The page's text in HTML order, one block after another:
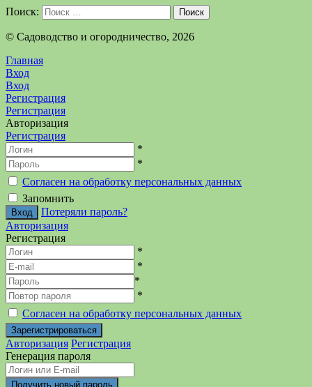
Поиск: Поиск
©️ Садоводство и огородничество, 2026
Главная
Вход
Вход
Регистрация
Регистрация
Авторизация
Регистрация
*
*
Согласен на обработку персональных данных
Запомнить
Потеряли пароль?
Авторизация
Регистрация
*
*
*
*
Согласен на обработку персональных данных
Авторизация Регистрация
Генерация пароля